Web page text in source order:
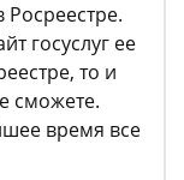
госуслуг ее
то и
сможете.
время все